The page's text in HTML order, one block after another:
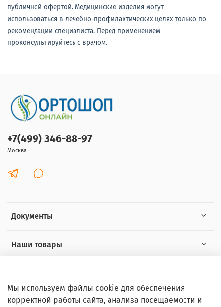
публичной офертой. Медицинские изделия могут
использоваться в лечебно-профилактических целях только по
рекомендации специалиста. Перед применением
проконсультируйтесь с врачом.
Документы
Наши товары
+7(499) 346-88-97
Москва
Мы используем файлы cookie для обеспечения
корректной работы сайта, анализа посещаемости и